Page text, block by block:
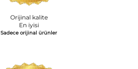
Orijinal kalite
En iyisi
Sadece orijinal ürünler